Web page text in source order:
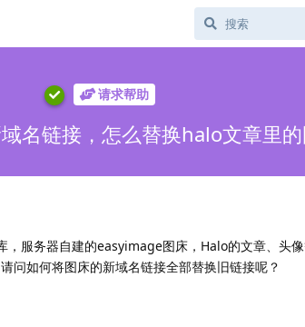
请求帮助
名链接，怎么替换halo文章里的
服务器自建的easyimage图床，Halo的文章、头
如何将图床的新域名链接全部替换旧链接呢？